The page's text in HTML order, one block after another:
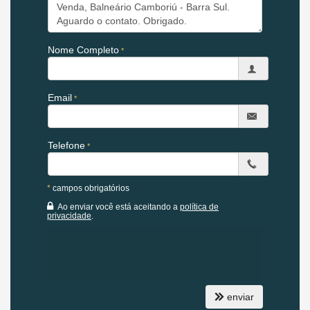
AP IMÓVEIS - 17 ANOS DE
EXPERIÊNCIA IMOBILIÁRIA EM
BALNEÁRIO CAMBORIÚ.
Informações
(47) 99979-5852
Características do Imóvel:
Aquecimento de Água
Nome Completo
Email
Telefone
* campos obrigatórios
Ao enviar você está aceitando a política de
privacidade
enviar